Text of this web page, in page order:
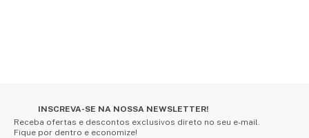
INSCREVA-SE NA NOSSA NEWSLETTER!
Receba ofertas e descontos exclusivos direto no seu e-mail.
Fique por dentro e economize!